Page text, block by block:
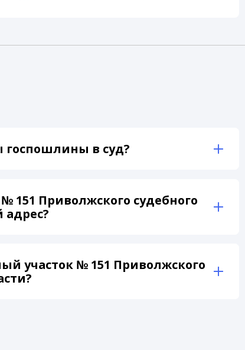
госпошлины в суд?
151 Приволжского судебного
адрес?
участок № 151 Приволжского